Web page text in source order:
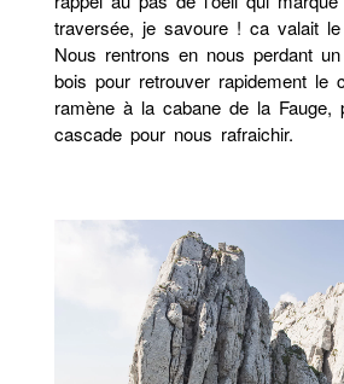
traversée, je savoure ! ca valait
Nous rentrons en nous perdant
bois pour retrouver rapidement le
ramène à la cabane de la Fauge,
cascade pour nous rafraichir.